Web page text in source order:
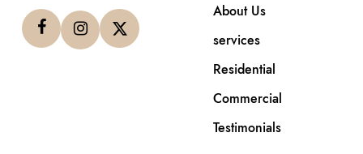
About Us
services
Residential
Commercial
Testimonials